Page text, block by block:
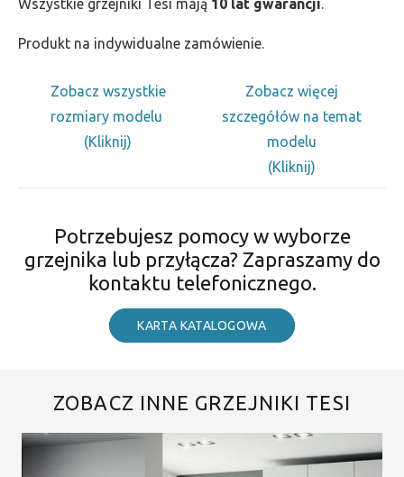
Wszystkie grzejniki Tesi mają 10 lat gwarancji.
Produkt na indywidualne zamówienie.
Zobacz wszystkie
rozmiary modelu
(Kliknij)
Zobacz więcej
szczegółów na temat
modelu
(Kliknij)
Potrzebujesz pomocy w wyborze
grzejnika lub przyłącza? Zapraszamy do
kontaktu telefonicznego.
KARTA KATALOGOWA
ZOBACZ INNE GRZEJNIKI TESI